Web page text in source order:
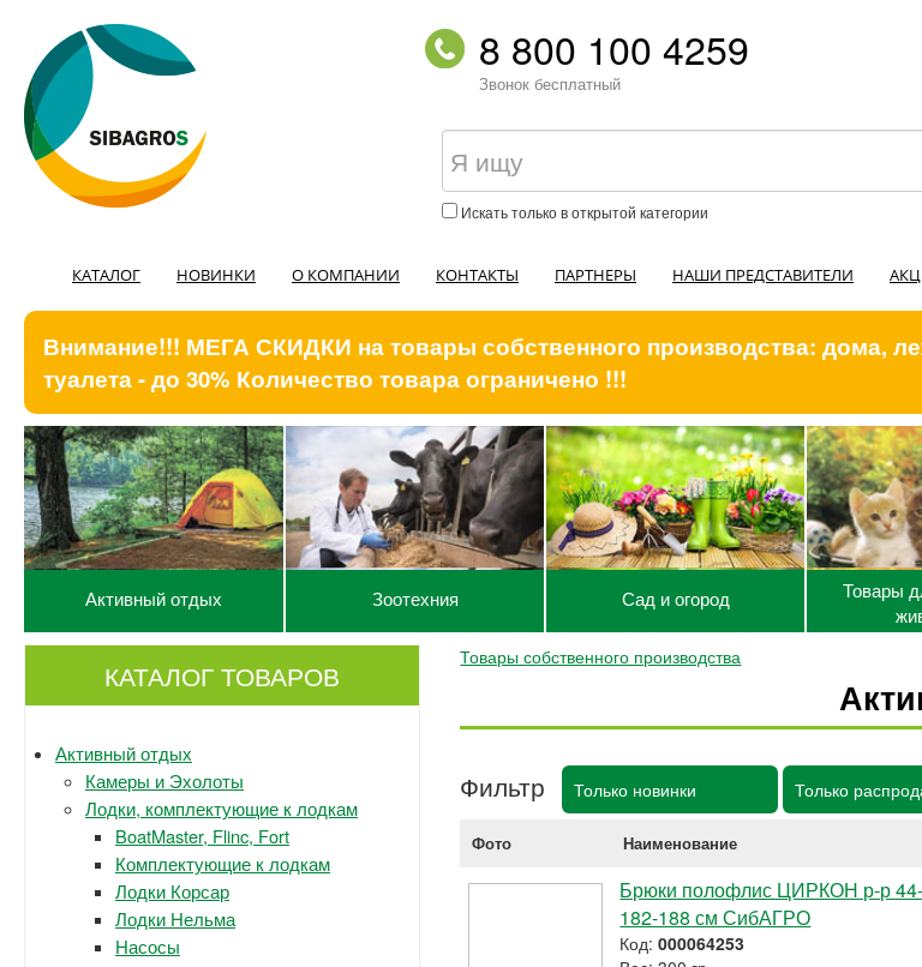
8 800 100 4259
Звонок бесплатный
Искать только в открытой категории
КАТАЛОГ НОВИНКИ О КОМПАНИИ КОНТАКТЫ ПАРТНЕРЫ НАШИ ПРЕДСТАВИТЕЛИ
Внимание!!! МЕГА СКИДКИ на товары собственного производства: дома,
туалета - до 30% Количество товара ограничено !!!
Активный отдых Зоотехния Сад и огород
Товары
КАТАЛОГ ТОВАРОВ
Активный отдых
Камеры и Эхолоты
Лодки, комплектующие к лодкам
BoatMaster, Flinc, Fort
Комплектующие к лодкам
Лодки Корсар
Лодки Нельма
Насосы
Товары собственного производства
Фильтр Только новинки Только
Фото Наименование
Брюки полофлис ЦИРКОН р-р
182-188 см СибАГРО
Код:000064253